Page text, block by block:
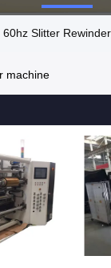
60hz Slitter
machine